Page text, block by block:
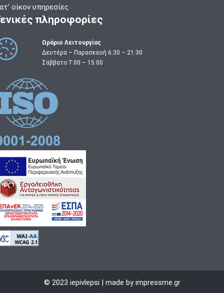
οίκον υπηρεσίες
πληροφορίες
Ωράριο Λειτουργίας
Δευτέρα – Παρασκευή 6:30 – 21:30
Σάββατο 7:00 – 15:00
© 2023 iepivlepsi | made by impressme.gr